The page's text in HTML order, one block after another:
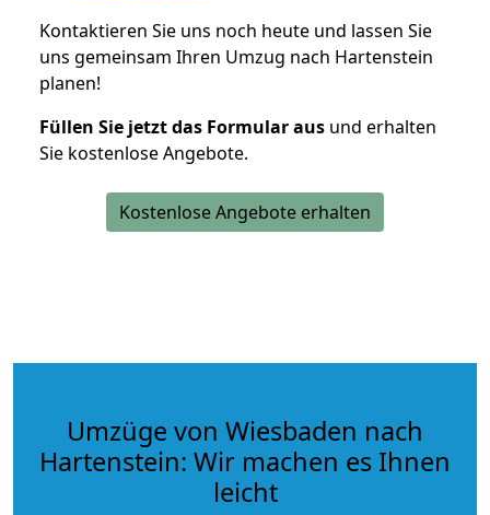
Kontaktieren Sie uns noch heute und lassen Sie
uns gemeinsam Ihren Umzug nach Hartenstein
planen!
Füllen Sie jetzt das Formular aus und erhalten
Sie kostenlose Angebote.
Kostenlose Angebote erhalten
Umzüge von Wiesbaden nach
Hartenstein: Wir machen es Ihnen
leicht